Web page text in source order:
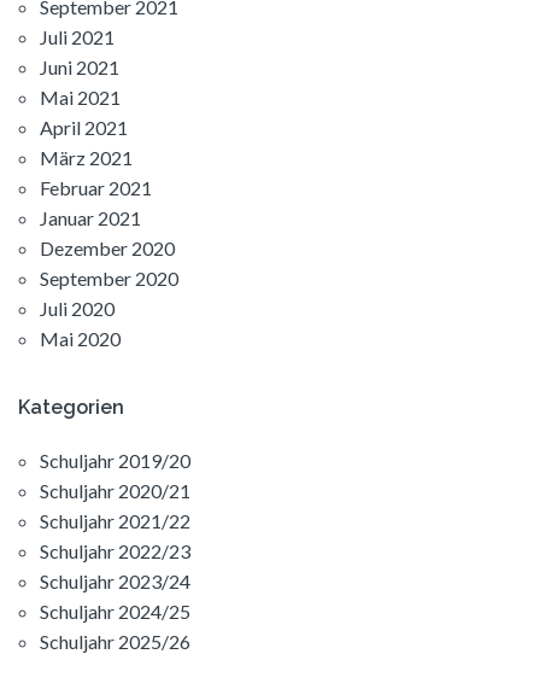
September 2021
Juli 2021
Juni 2021
Mai 2021
April 2021
März 2021
Februar 2021
Januar 2021
Dezember 2020
September 2020
Juli 2020
Mai 2020
Kategorien
Schuljahr 2019/20
Schuljahr 2020/21
Schuljahr 2021/22
Schuljahr 2022/23
Schuljahr 2023/24
Schuljahr 2024/25
Schuljahr 2025/26